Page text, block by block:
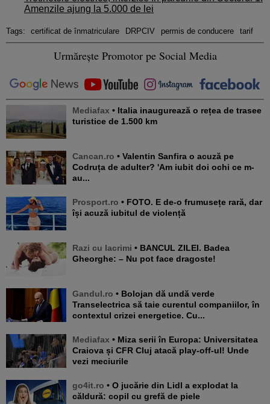
Amenzile ajung la 5.000 de lei
Tags: certificat de înmatriculare DRPCIV permis de conducere tarif
Urmărește Promotor pe Social Media
Mediafax • Italia inaugurează o rețea de trasee
turistice de 1.500 km
Cancan.ro • Valentin Sanfira o acuză pe
Codruța de adulter? 'Am iubit doi ochi ce m-
au...
Prosport.ro • FOTO. E de-o frumusețe rară, dar
își acuză iubitul de violență
Razi cu lacrimi • BANCUL ZILEI. Badea
Gheorghe: – Nu pot face dragoste!
Gandul.ro • Bolojan dă undă verde
Transelectrica să taie curentul companiilor, în
contextul crizei energetice. Cu...
Mediafax • Miza serii în Europa: Universitatea
Craiova și CFR Cluj atacă play-off-ul! Unde
vezi meciurile
go4it.ro • O jucărie din Lidl a explodat la
căldură: copil cu grefă de piele